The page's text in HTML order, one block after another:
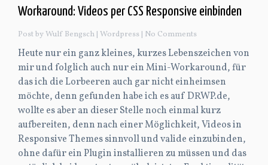
Workaround: Videos per CSS Responsive einbinden
Post by Wulf Bengsch | Wordpress | No Comments
Heute nur ein ganz kleines, kurzes Lebenszeichen von
mir und folglich auch nur ein Mini-Workaround, für
das ich die Lorbeeren auch gar nicht einheimsen
möchte, denn gefunden habe ich es auf DRWP.de,
wollte es aber an dieser Stelle noch einmal kurz
aufbereiten, denn nach einer Möglichkeit, Videos in
Responsive Themes sinnvoll und valide einzubinden,
ohne dafür ein Plugin installieren zu müssen und das